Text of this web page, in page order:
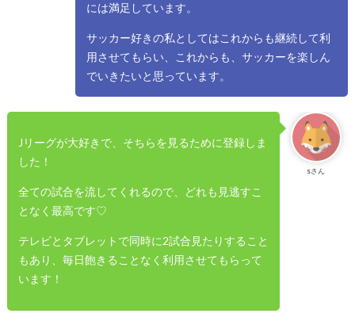
には満足しています。
サッカー好きの私としてはこれからも継続して利
用させてもらい、これからも、サッカーを楽しん
でいきたいと思っています。
sさん
Jリーグが大好きで、そちらを見るために登録しま
した！
全ての試合を流してくれるので、どれも見逃すこ
となく最高です♡
テレビとタブレットで同時に2試合見たりすること
もあり、毎日飽きることなく利用させてもらって
います！